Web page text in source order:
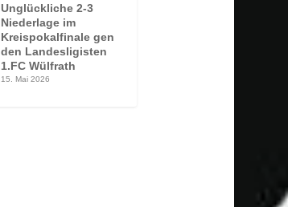
Unglückliche 2-3
Niederlage im
Kreispokalfinale gen
den Landesligisten
1.FC Wülfrath
15. Mai 2026